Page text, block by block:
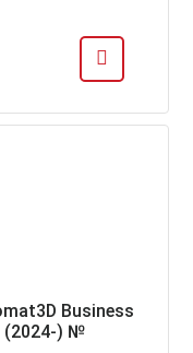
Business
(2024-) №